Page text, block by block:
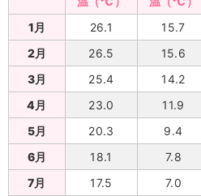
1月
26.1 15.7
2月
26.5 15.6
3月
25.4 14.2
4月
23.0 11.9
5月
20.3 9.4
6月
18.1 7.8
7月
17.5 7.0